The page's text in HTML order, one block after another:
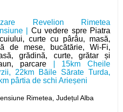
Revelion Rimetea
| Cu vedere spre Piatra
curte cu pârâu, masă,
de mese, bucătărie, Wi-Fi,
grădină, curte, grătar și
parcare| 15km Cheile
22km Băile Sărate Turda,
pârtia de schi Arieșeni
Rimetea,Județul Alba